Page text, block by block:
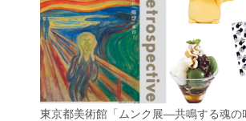
東京都美術館「ムンク展―共鳴する魂の